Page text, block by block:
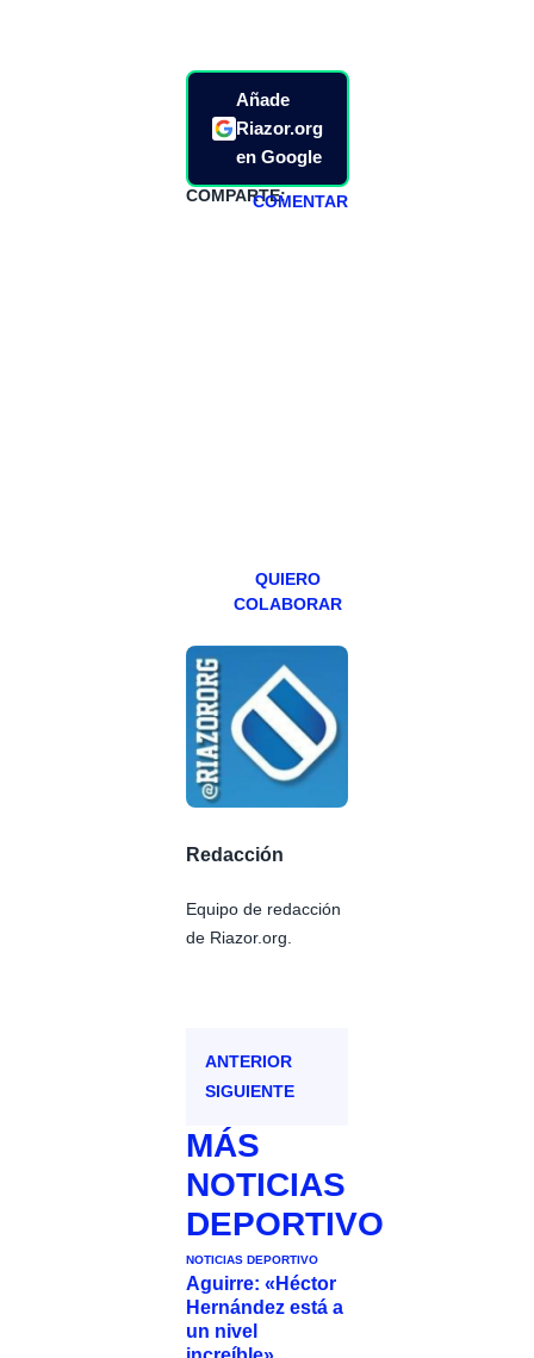
Añade
Riazor.org
en Google
COMPARTE:COMENTAR
QUIERO
COLABORAR
Redacción
Equipo de redacción
de Riazor.org.
ANTERIOR
SIGUIENTE
MÁS
NOTICIAS
DEPORTIVO
NOTICIAS DEPORTIVO
Aguirre: «Héctor
Hernández está a
un nivel